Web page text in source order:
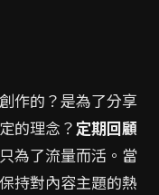
作的？是為了分享
的理念？ 定期回顧
為了流量而活。當
持對內容主題的熱